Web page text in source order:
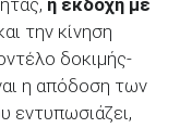
η εκδοχή με
την κίνηση
δοκιμής-
η απόδοση των
εντυπωσιάζει,